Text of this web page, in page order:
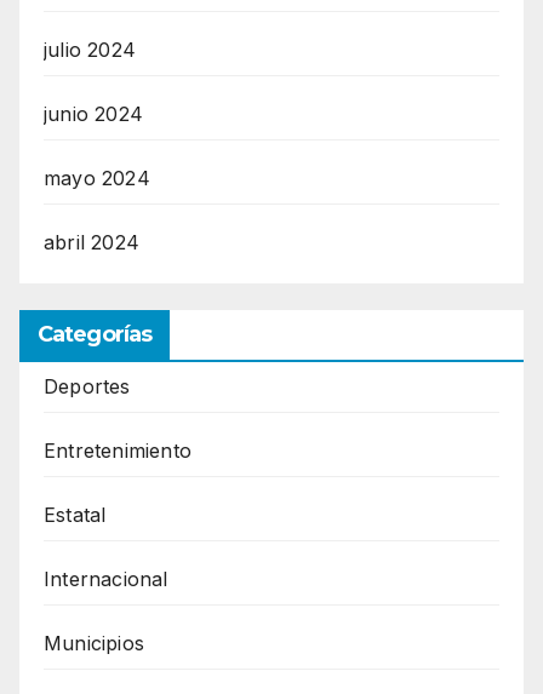
julio 2024
junio 2024
mayo 2024
abril 2024
Categorías
Deportes
Entretenimiento
Estatal
Internacional
Municipios